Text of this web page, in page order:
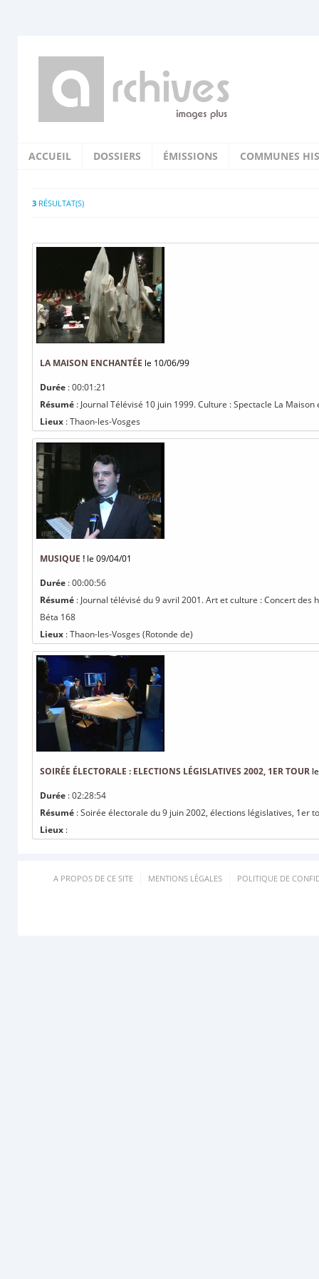
ACCUEIL DOSSIERS ÉMISSIONS COMMUNES
3 RÉSULTAT(S)
LA MAISON ENCHANTÉE le 10/06/99
Durée : 00:01:21
Résumé : Journal Télévisé 10 juin 1999. Culture : Spectacle La
Lieux : Thaon-les-Vosges
MUSIQUE ! le 09/04/01
Durée : 00:00:56
Résumé : Journal télévisé du 9 avril 2001. Art et culture : Concert
Béta 168
Lieux : Thaon-les-Vosges (Rotonde de)
SOIRÉE ÉLECTORALE : ELECTIONS LÉGISLATIVES 2002, 1ER TOUR
Durée : 02:28:54
Résumé : Soirée électorale du 9 juin 2002, élections législatives, 1er
Lieux :
A PROPOS DE CE SITE MENTIONS LÉGALES POLITIQUE DE